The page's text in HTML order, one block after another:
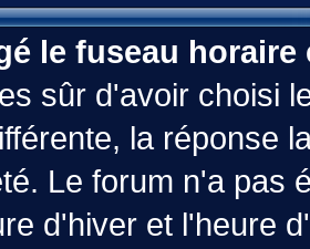
le fuseau
sûr d'avoir choisi
la réponse
Le forum n'a pas
d'hiver et l'heure